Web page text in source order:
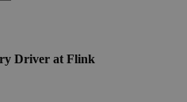
Driver at Flink